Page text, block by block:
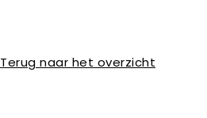
Terug naar het overzicht